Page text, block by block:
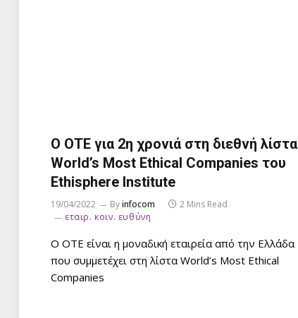
Ο ΟΤΕ για 2η χρονιά στη διεθνή λίστα
World’s Most Ethical Companies του
Ethisphere Institute
19/04/2022 Byinfocom
2 Mins Read
εταιρ. κοιν. ευθύνη
Ο ΟΤΕ είναι η μοναδική εταιρεία από την Ελλάδα
που συμμετέχει στη λίστα World’s Most Ethical
Companies